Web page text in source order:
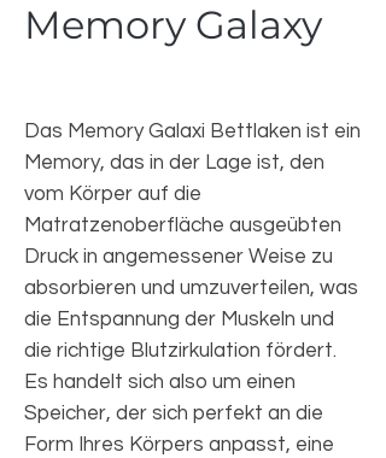
Memory Galaxy
Das Memory Galaxi Bettlaken ist ein
Memory, das in der Lage ist, den
vom Körper auf die
Matratzenoberfläche ausgeübten
Druck in angemessener Weise zu
absorbieren und umzuverteilen, was
die Entspannung der Muskeln und
die richtige Blutzirkulation fördert.
Es handelt sich also um einen
Speicher, der sich perfekt an die
Form Ihres Körpers anpasst, eine